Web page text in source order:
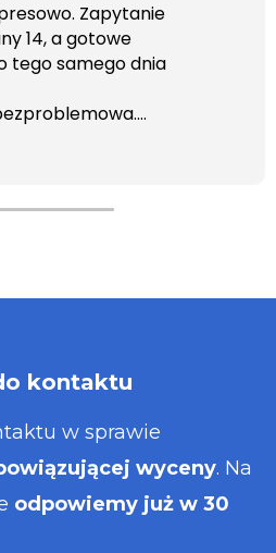
Zapytanie
14, a gotowe
tego samego dnia
informacje i porady jaka
najlepsza. Faktura także
kontaktu
w sprawie
wyceny. Na
odpowiemy już w 30